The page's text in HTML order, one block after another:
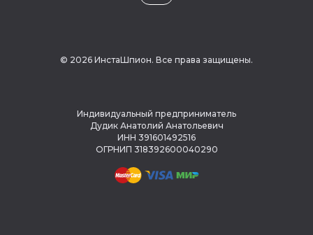
© 2026 ИнстаШпион. Все права защищены.
Индивидуальный предприниматель
Дудик Анатолий Анатольевич
ИНН 391601492516
ОГРНИП 318392600040290